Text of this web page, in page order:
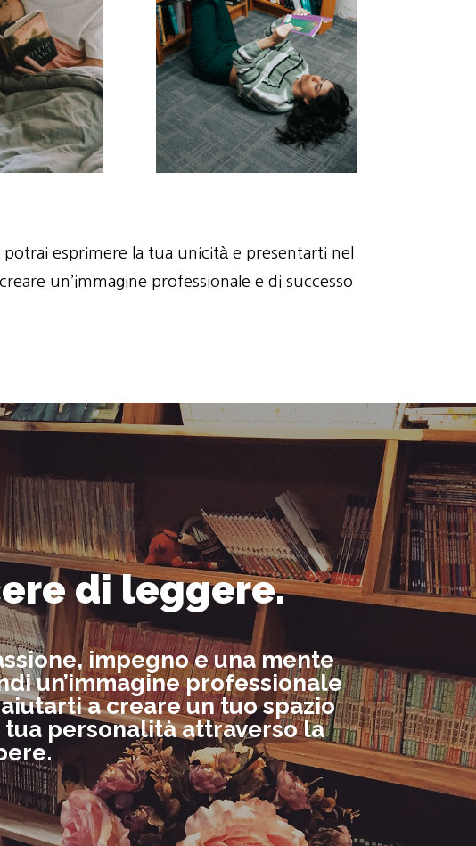
esprimere la tua unicità e presentarti nel
un’immagine professionale e di successo
di leggere.
impegno e una mente
un’immagine professionale
a creare un tuo spazio
personalità attraverso la